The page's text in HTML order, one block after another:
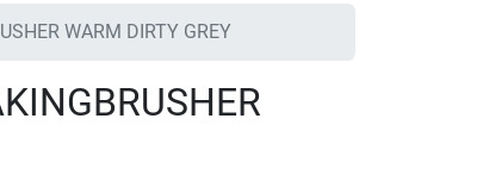
WARM DIRTY GREY